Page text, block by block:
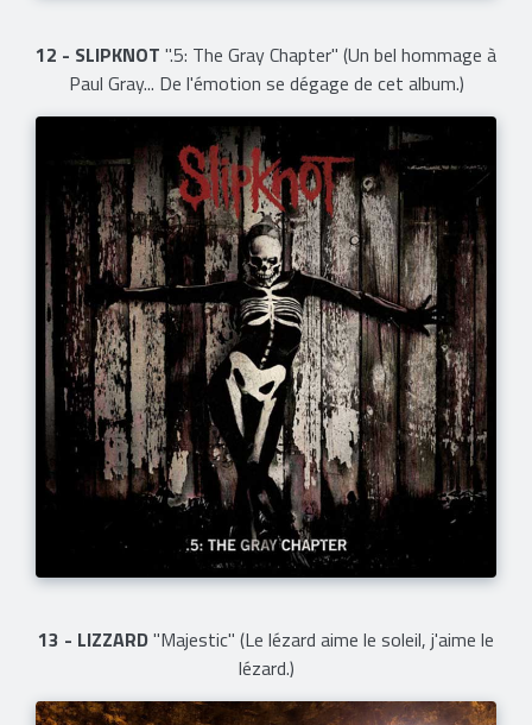
12 - SLIPKNOT ".5: The Gray Chapter" (Un bel hommage à
Paul Gray... De l'émotion se dégage de cet album.)
13 - LIZZARD"Majestic" (Le lézard aime le soleil, j'aime le
lézard.)